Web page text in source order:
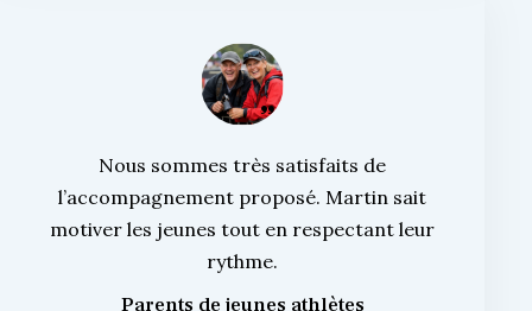
Nous sommes très satisfaits de
l’accompagnement proposé. Martin sait
motiver les jeunes tout en respectant leur
rythme.
Parents de jeunes athlètes